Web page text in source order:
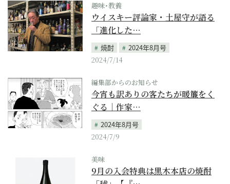
趣味･教養
ウイスキー評論家・土屋守が語る
「進化した…
焼酎
2024年8月号
2024/7/14
編集部からのお知らせ
今宵も訳ありの客たちが暖簾をく
ぐる｜作家…
2024年8月号
2024/7/9
美味
9月の入会特典は黒木本店の焼酎